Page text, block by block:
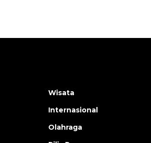
Wisata
Internasional
Olahraga